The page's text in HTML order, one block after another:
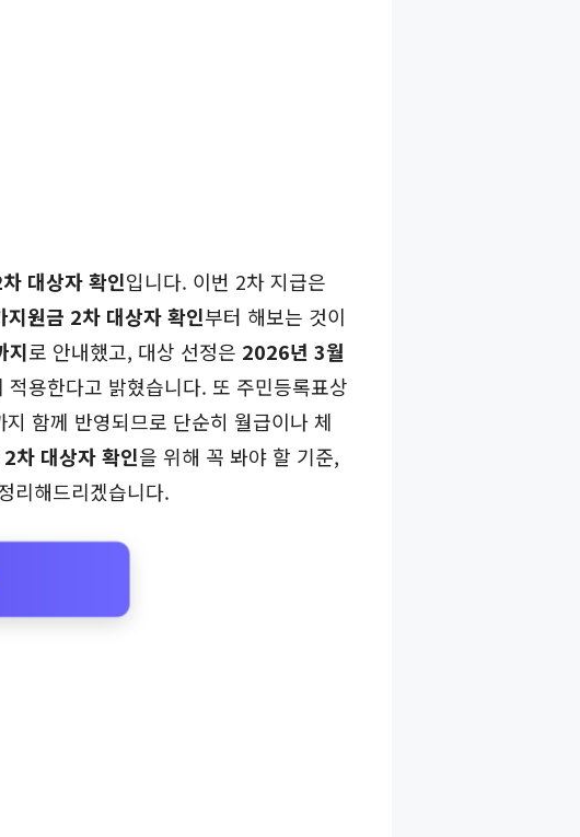
대상자 확인입니다. 이번 2차 지급은
지원금 2차 대상자 확인부터 해보는 것이
지로 안내했고, 대상 선정은 2026년 3월
용한다고 밝혔습니다. 또 주민등록표상
함께 반영되므로 단순히 월급이나 체
차 대상자 확인을 위해 꼭 봐야 할 기준,
리해드리겠습니다.